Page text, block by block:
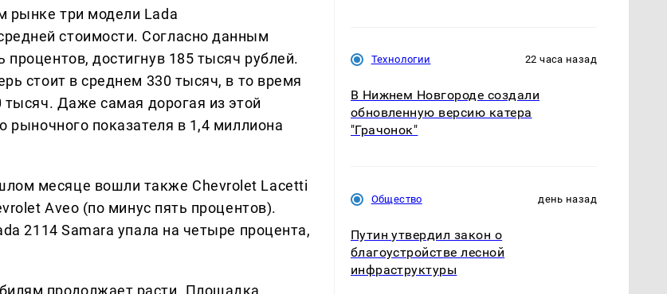
рынке три модели Lada
стоимости. Согласно данным
достигнув 185 тысяч рублей.
стоит в среднем 330 тысяч, в то время
тысяч. Даже самая дорогая из этой
рыночного показателя в 1,4 миллиона
месяце вошли также Chevrolet Lacetti
Aveo (по минус пять процентов).
2114 Samara упала на четыре процента,
продолжает расти. Площадка
Технологии 22 часа назад
В Нижнем Новгороде создали
обновленную версию катера
"Грачонок"
Общество день назад
Путин утвердил закон о
благоустройстве лесной
инфраструктуры